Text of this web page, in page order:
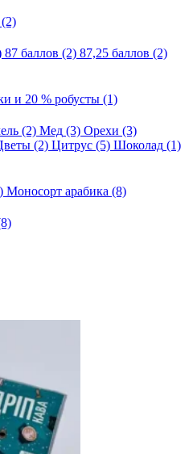
(2)
87 баллов (2) 87,25 баллов (2)
и 20 % робусты (1)
(2) Мед (3) Орехи (3)
(2) Цитрус (5) Шоколад (1)
Моносорт арабика (8)